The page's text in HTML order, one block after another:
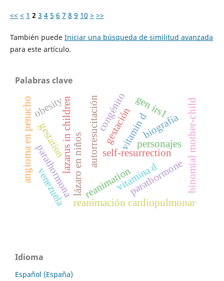
<< < 1 2 3 4 5 6 7 8 9 10 > >>
También puede Iniciar una búsqueda de similitud avanzada
para este artículo.
Palabras clave
autorresucitación
lázaro en niños
reanimación cardiopulmonar
self-resurrection
lazarus in children
reanimationvitamina d
parathormona
gestaciónvitamin d
parathormone
gestation binomial mother-child
personajes
biografía
venezuela
angioma en penacho congénito gen irs1
obesity
Idioma
Español (España)